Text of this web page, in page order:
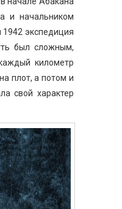
и начальником
1942 экспедиция
был сложным,
километр
плот, а потом и
свой характер